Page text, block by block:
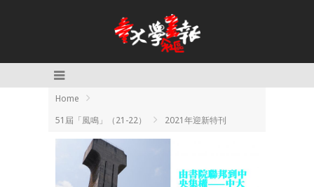
Home
51屆「風鳴」（21-22）
2021年迎新特刊